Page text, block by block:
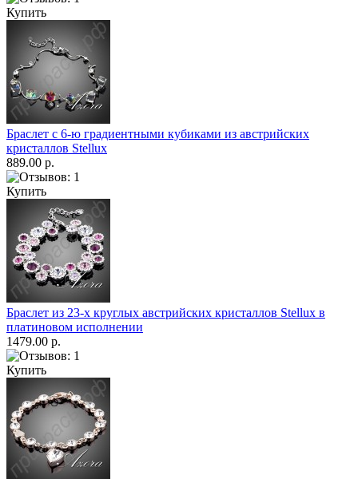
Купить
Браслет с 6-ю градиентными кубиками из австрийских
кристаллов Stellux
889.00 р.
Купить
Браслет из 23-х круглых австрийских кристаллов Stellux в
платиновом исполнении
1479.00 р.
Купить